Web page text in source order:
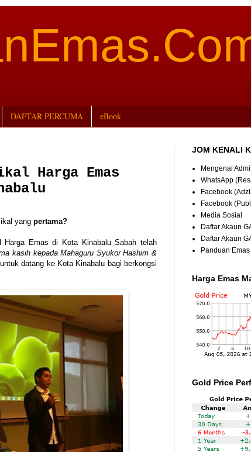
DAFTAR PERCUMA eBook
Harga Emas
yang pertama?
Harga Emas di Kota Kinabalu Sabah telah
kasih kepada Mahaguru Syukor Hashim &
datang ke Kota Kinabalu bagi berkongsi
JOM KENALI
Mengenai
WhatsApp
Facebook
Facebook
Media Sosial
Daftar Akaun
Daftar Akaun
Panduan
Harga Emas
Gold Price